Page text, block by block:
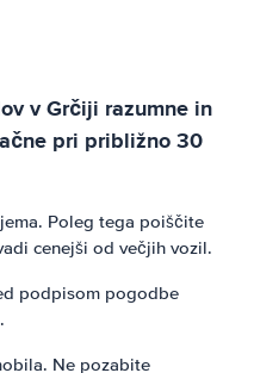
v Grčiji razumne in
pri približno 30
Poleg tega poiščite
cenejši od večjih vozil.
podpisom pogodbe
Ne pozabite